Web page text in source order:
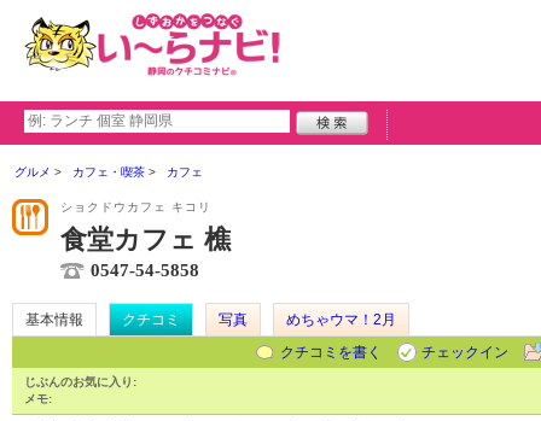
グルメ カフェ・喫茶 カフェ
ショクドウカフェ キコリ
食堂カフェ 樵
0547-54-5858
基本情報 クチコミ 写真
めちゃウマ！2月
クチコミを書く
チェックイン
じぶんのお気に入り:
メモ: